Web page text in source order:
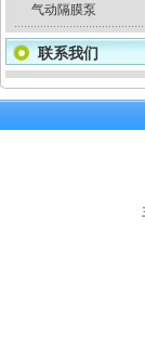
气动隔膜泵
联系我们